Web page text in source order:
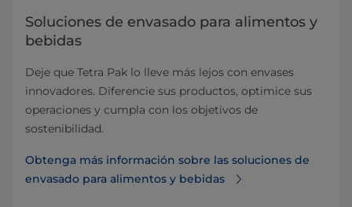
Soluciones de envasado para alimentos y
bebidas
Deje que Tetra Pak lo lleve más lejos con envases
innovadores. Diferencie sus productos, optimice sus
operaciones y cumpla con los objetivos de
sostenibilidad.
Obtenga más información sobre las soluciones de
envasado para alimentos y bebidas